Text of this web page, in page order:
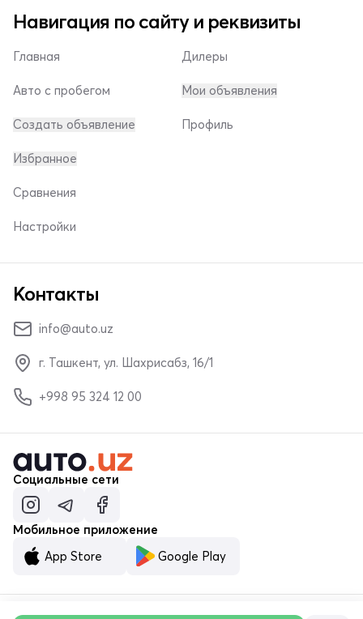
Навигация по сайту и реквизиты
Главная
Авто с пробегом
Создать объявление
Дилеры
Мои объявления
Профиль
Избранное
Сравнения
Настройки
Контакты
info@auto.uz
г. Ташкент, ул. Шахрисабз, 16/1
+998 95 324 12 00
Социальные сети
Мобильное приложение
App Store
Google Play